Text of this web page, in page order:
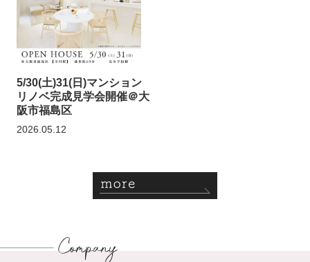
5/30(土)31(日)マンション
リノベ完成見学会開催＠大
阪市福島区
2026.05.12